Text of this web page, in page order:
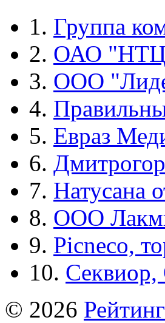
1. Группа
2. ОАО "НТЦ
3. ООО
4.
5. Евраз
6.
7. Натусана
8. ООО
9. Picneco,
10.
© 2026